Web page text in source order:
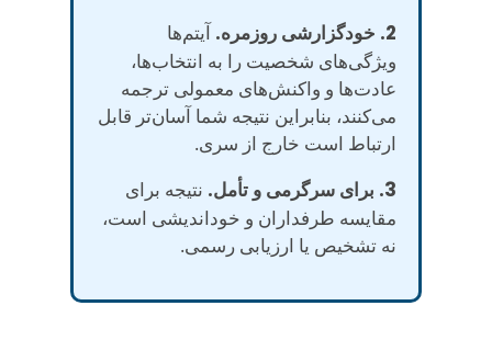
2. خودگزارشی روزمره.
آیتم‌ها
ویژگی‌های شخصیت را به انتخاب‌ها،
عادت‌ها و واکنش‌های معمولی ترجمه
می‌کنند، بنابراین نتیجه شما آسان‌تر قابل
ارتباط است خارج از سری.
3. برای سرگرمی و تأمل.
نتیجه برای
مقایسه طرفداران و خوداندیشی است،
نه تشخیص یا ارزیابی رسمی.